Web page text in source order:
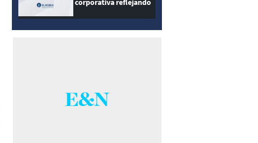
corporativa reflejando
modernidad